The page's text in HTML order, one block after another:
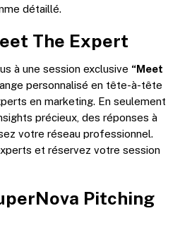
détaillé.
The Expert
à une session exclusive “Meet
personnalisé en tête-à-tête
en marketing. En seulement
précieux, des réponses à
votre réseau professionnel.
et réservez votre session
Pitching